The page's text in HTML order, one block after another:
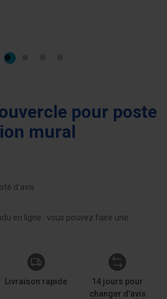
pour poste
mural
d'avis
en ligne : vous pouvez faire une
Livraison rapide
14 jours pour
changer d'avis